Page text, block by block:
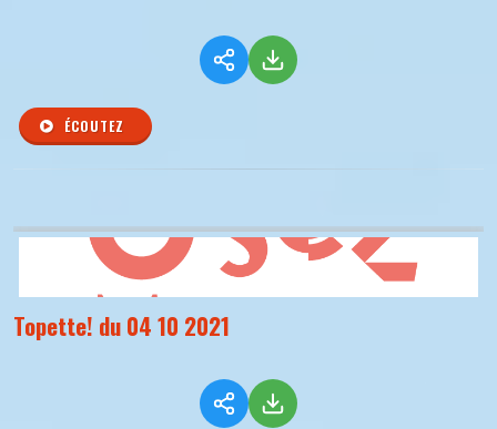
ÉCOUTEZ
Topette! du 04 10 2021